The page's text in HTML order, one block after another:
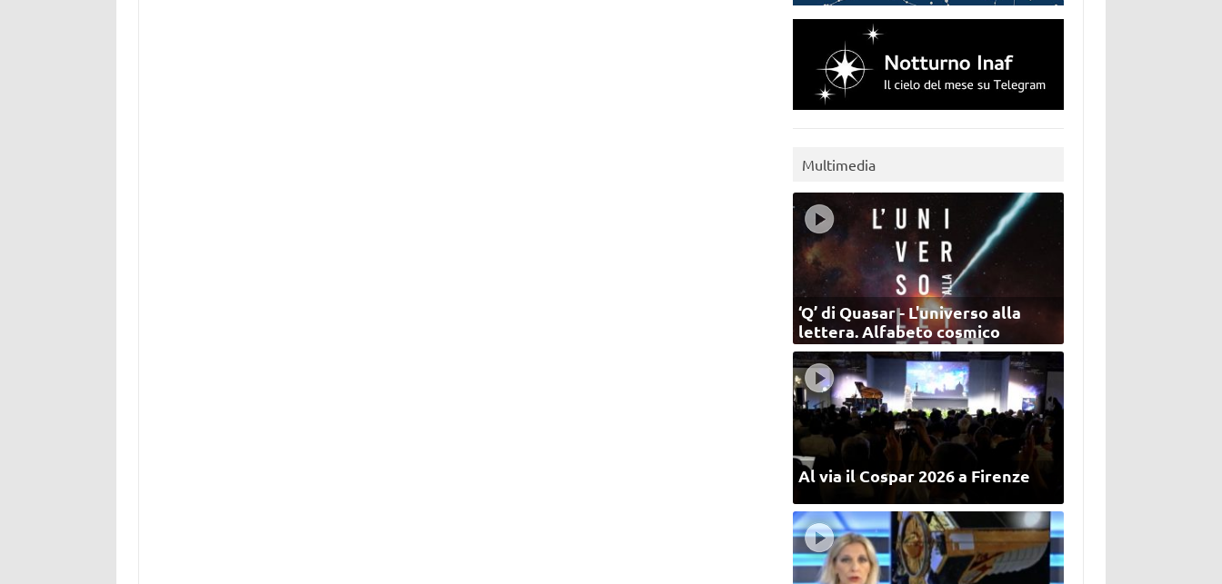
Multimedia
‘Q’ di Quasar - L'universo alla
lettera. Alfabeto cosmico
Al via il Cospar 2026 a Firenze